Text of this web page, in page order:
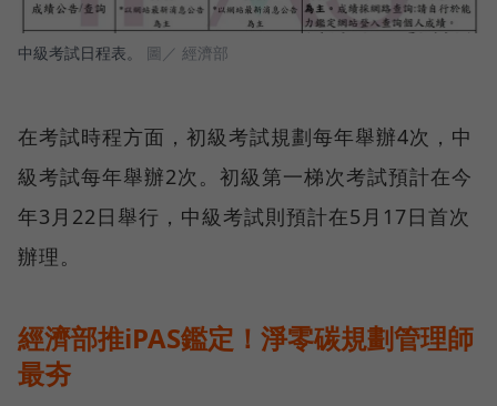
中級考試日程表。 圖／ 經濟部
在考試時程方面，初級考試規劃每年舉辦4次，中
級考試每年舉辦2次。初級第一梯次考試預計在今
年3月22日舉行，中級考試則預計在5月17日首次
辦理。
經濟部推iPAS鑑定！淨零碳規劃管理師
最夯